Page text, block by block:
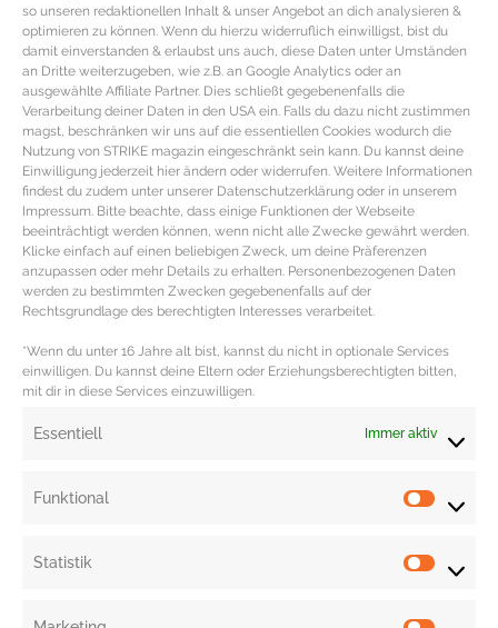
so unseren redaktionellen Inhalt & unser Angebot an dich analysieren &
optimieren zu können. Wenn du hierzu widerruflich einwilligst, bist du
damit einverstanden & erlaubst uns auch, diese Daten unter Umständen
an Dritte weiterzugeben, wie z.B. an Google Analytics oder an
ausgewählte Affiliate Partner. Dies schließt gegebenenfalls die
Verarbeitung deiner Daten in den USA ein. Falls du dazu nicht zustimmen
magst, beschränken wir uns auf die essentiellen Cookies wodurch die
Nutzung von STRIKE magazin eingeschränkt sein kann. Du kannst deine
Einwilligung jederzeit hier ändern oder widerrufen. Weitere Informationen
findest du zudem unter unserer Datenschutzerklärung oder in unserem
Impressum. Bitte beachte, dass einige Funktionen der Webseite
beeinträchtigt werden können, wenn nicht alle Zwecke gewährt werden.
Klicke einfach auf einen beliebigen Zweck, um deine Präferenzen
anzupassen oder mehr Details zu erhalten. Personenbezogenen Daten
werden zu bestimmten Zwecken gegebenenfalls auf der
Rechtsgrundlage des berechtigten Interesses verarbeitet.
*Wenn du unter 16 Jahre alt bist, kannst du nicht in optionale Services
einwilligen. Du kannst deine Eltern oder Erziehungsberechtigten bitten,
mit dir in diese Services einzuwilligen.
Essentiell Immer aktiv
Funktional
Statistik
REZEPT – Paleo Brokkoli Zucchini
Paleo Pizza Rezept mit Brokkoli, Zucchini & Spinat Pesto
Brokkoli 200
MEHR DAZU »